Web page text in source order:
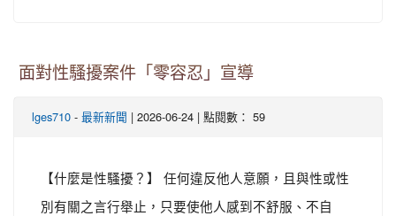
面對性騷擾案件「零容忍」宣導
lges710 - 最新新聞 | 2026-06-24 | 點閱數： 59
【什麼是性騷擾？】 任何違反他人意願，且與性或性
別有關之言行舉止，只要使他人感到不舒服、不自